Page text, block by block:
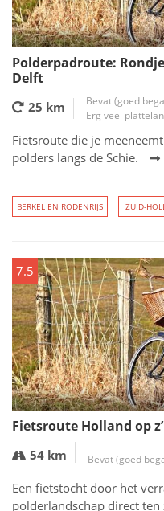
Polderpadroute:
Delft
25 km
Bevat (goed
Erg veel
Fietsroute die je
polders langs de Schie.
BERKEL EN RODENRIJS ZUID-
7.5
Fietsroute Holland op
54 km Bevat (goed
Een fietstocht door het
polderlandschap direct